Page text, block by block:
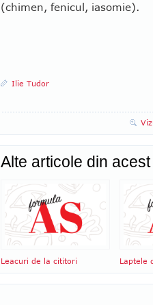
(chimen, fenicul, iasomie).
Ilie Tudor
Alte articole din
Leacuri de la cititori Laptele